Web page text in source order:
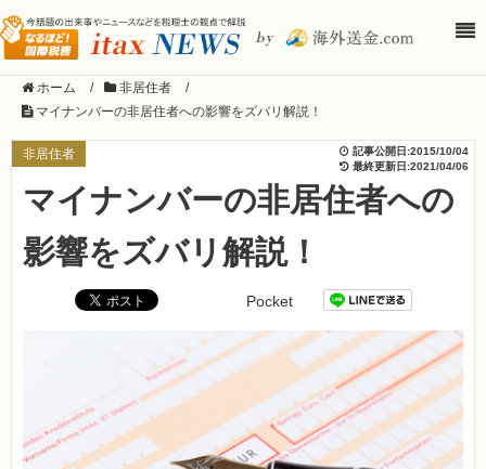
ホーム / 非居住者
/
マイナンバーの非居住者への影響をズバリ解説！
非居住者 記事公開日:2015/10/04
最終更新日:2021/04/06
マイナンバーの非居住者への
影響をズバリ解説！
Pocket